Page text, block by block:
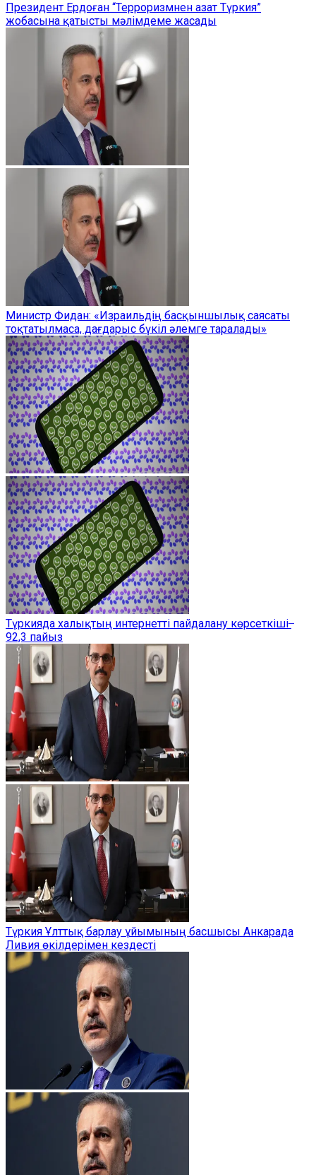
Президент Ердоған “Терроризмнен азат Түркия”
жобасына қатысты мәлімдеме жасады
Министр Фидан: «Израильдің басқыншылық саясаты
тоқтатылмаса, дағдарыс бүкіл әлемге таралады»
Түркияда халықтың интернетті пайдалану көрсеткіші ̶
92,3 пайыз
Түркия Ұлттық барлау ұйымының басшысы Анкарада
Ливия өкілдерімен кездесті